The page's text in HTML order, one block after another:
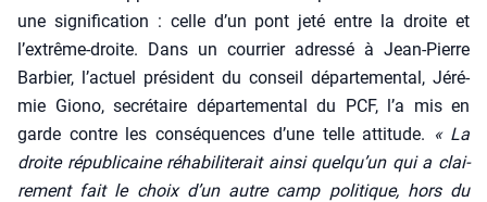
une signi­fi­ca­tion : celle d’un pont jeté entre la droite et
l’extrême-droite. Dans un cour­rier adres­sé à Jean-Pierre
Bar­bier, l’actuel pré­sident du conseil dépar­te­men­tal, Jéré­
mie Gio­no, secré­taire dépar­te­men­tal du PCF, l’a mis en
garde contre les consé­quences d’une telle atti­tude. « La
droite répu­bli­caine réha­bi­li­te­rait ain­si quelqu’un qui a clai­
re­ment fait le choix d’un autre camp poli­tique, hors du